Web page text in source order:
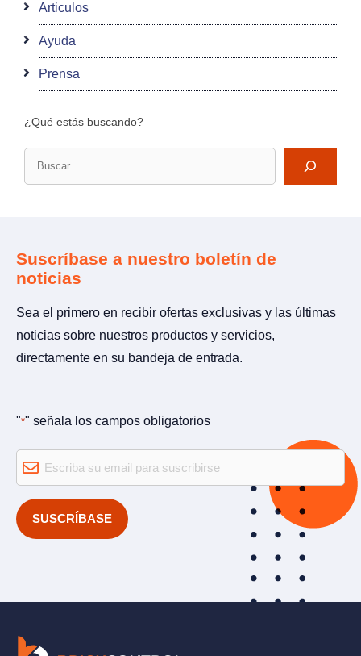
Articulos
Ayuda
Prensa
¿Qué estás buscando?
"*" señala los campos obligatorios
Email
*
Suscríbase a nuestro boletín de
noticias
Sea el primero en recibir ofertas exclusivas y las últimas
noticias sobre nuestros productos y servicios,
directamente en su bandeja de entrada.